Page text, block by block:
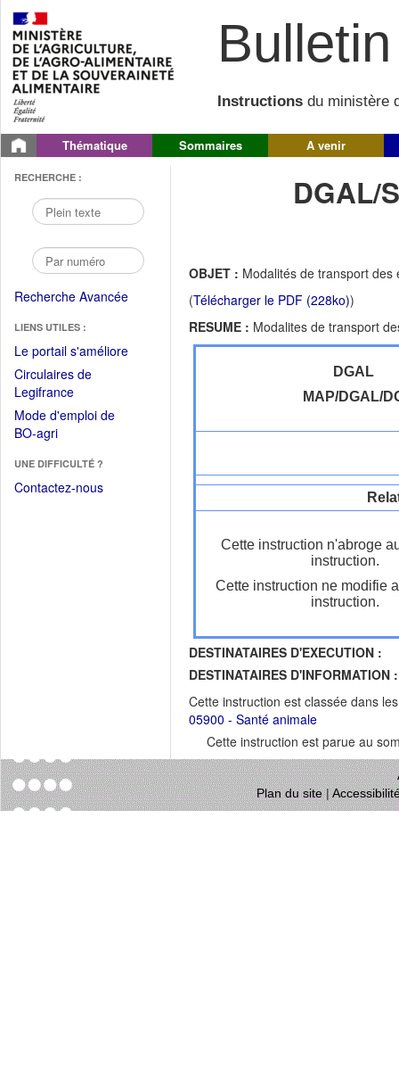
Instructions du ministère
Thématique Sommaires A venir
RECHERCHE :
Recherche Avancée
LIENS UTILES :
Le portail s'améliore(Fichier
Circulaires de
Legifrance(Ouvrir
dans
une
fenêtre)
Mode d'emploi de
BO-agri(Ouvrir
une
nouvelle
UNE DIFFICULTÉ ?
Contactez-nous
DGAL/
OBJET : Modalités de transport
(Télécharger le PDF (228ko))
RESUME : Modalites de transport
DGAL
MAP/DGAL/
Cette instruction n'abroge
instruction.
Cette instruction ne modifie
instruction.
DESTINATAIRES D'EXECUTION :
DESTINATAIRES D'INFORMATION :
Cette instruction est classée dans
05900 - Santé animale
Cette instruction est parue au
Plan du site|